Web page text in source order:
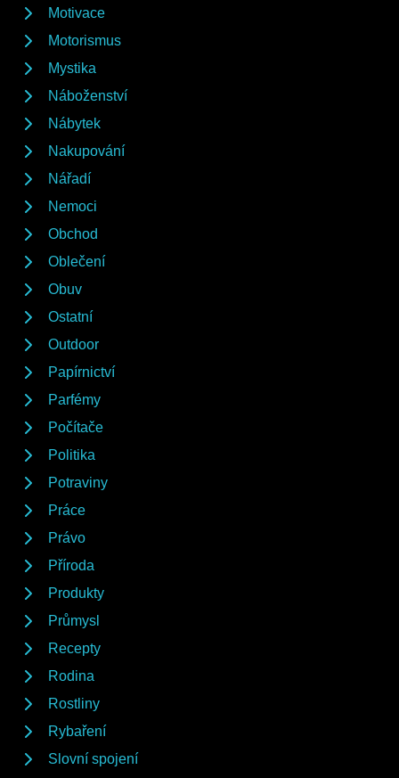
Motivace
Motorismus
Mystika
Náboženství
Nábytek
Nakupování
Nářadí
Nemoci
Obchod
Oblečení
Obuv
Ostatní
Outdoor
Papírnictví
Parfémy
Počítače
Politika
Potraviny
Práce
Právo
Příroda
Produkty
Průmysl
Recepty
Rodina
Rostliny
Rybaření
Slovní spojení